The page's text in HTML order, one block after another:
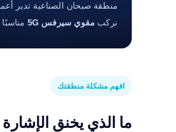
منطقة صبحان الصناعية تدير
نركب مقوي سيرفس 5G
افهم مشكلة منطقتك
ما الذي يخنق الإشارة